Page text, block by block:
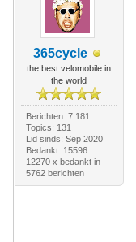
365cycle
the best velomobile in
the world
Berichten: 7.181
Topics: 131
Lid sinds: Sep 2020
Bedankt: 15596
12270 x bedankt in
5762 berichten